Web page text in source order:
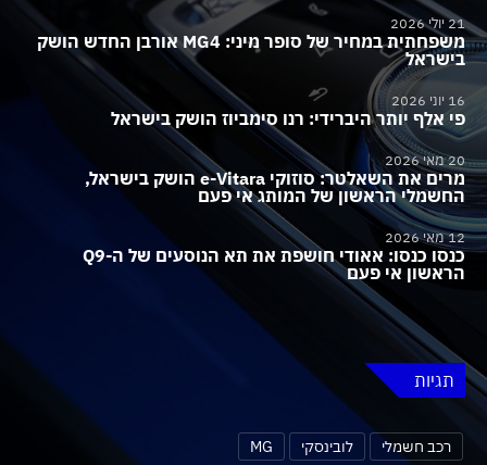
21 יולי 2026
משפחתית במחיר של סופר מיני: MG4 אורבן החדש הושק
בישראל
16 יוני 2026
פי אלף יותר היברידי: רנו סימביוז הושק בישראל
20 מאי 2026
מרים את השאלטר: סוזוקי e-Vitara הושק בישראל,
החשמלי הראשון של המותג אי פעם
12 מאי 2026
כנסו כנסו: אאודי חושפת את תא הנוסעים של ה-Q9
הראשון אי פעם
תגיות
רכב חשמלי לובינסקי MG